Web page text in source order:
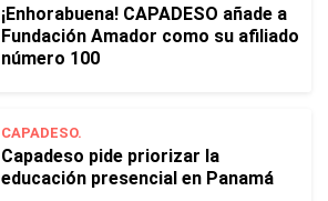
¡Enhorabuena! CAPADESO añade a
Fundación Amador como su afiliado
número 100
CAPADESO.
Capadeso pide priorizar la
educación presencial en Panamá